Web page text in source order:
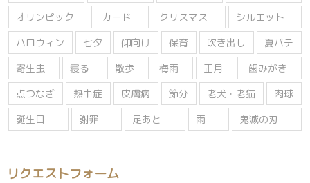
オリンピック
カード クリスマス
シルエット
ハロウィン
七夕 仰向け 保育 吹き出し
夏バテ
寄生虫
寝る 散歩 梅雨 正月
歯みがき
点つなぎ
熱中症 皮膚病 節分 老犬・老猫
肉球
誕生日
謝罪 足あと 雨 鬼滅の刃
リクエストフォーム